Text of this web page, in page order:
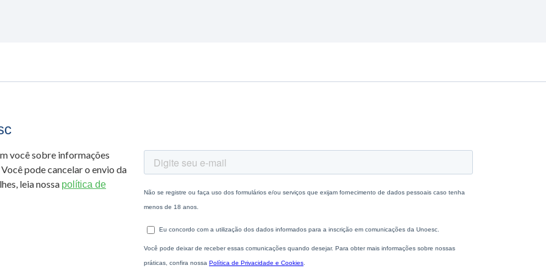
você sobre informações
pode cancelar o envio da
leia nossa política de